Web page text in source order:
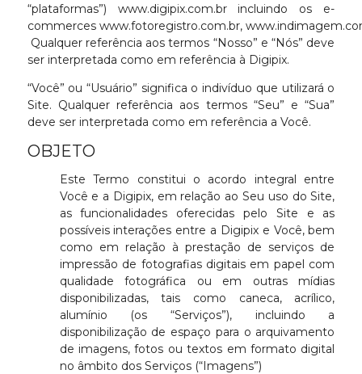
“plataformas”) www.digipix.com.brincluindo os e-
commerces www.fotoregistro.com.br,
Qualquer referência aos termos “Nosso” e “Nós” deve
ser interpretada como em referência à Digipix.
“Você” ou “Usuário” significa o indivíduo que utilizará o
Site. Qualquer referência aos termos “Seu” e “Sua”
deve ser interpretada como em referência a Você.
OBJETO
Este Termo constitui o acordo integral entre
Você e a Digipix, em relação ao Seu uso do Site,
as funcionalidades oferecidas pelo Site e as
possíveis interações entre a Digipix e Você, bem
como em relação à prestação de serviços de
impressão de fotografias digitais em papel com
qualidade fotográfica ou em outras mídias
disponibilizadas, tais como caneca, acrílico,
alumínio (os “Serviços”), incluindo a
disponibilização de espaço para o arquivamento
de imagens, fotos ou textos em formato digital
no âmbito dos Serviços (“Imagens”)